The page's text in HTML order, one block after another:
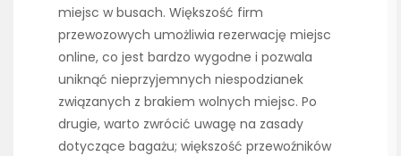
miejsc w busach. Większość firm
przewozowych umożliwia rezerwację miejsc
online, co jest bardzo wygodne i pozwala
uniknąć nieprzyjemnych niespodzianek
związanych z brakiem wolnych miejsc. Po
drugie, warto zwrócić uwagę na zasady
dotyczące bagażu; większość przewoźników